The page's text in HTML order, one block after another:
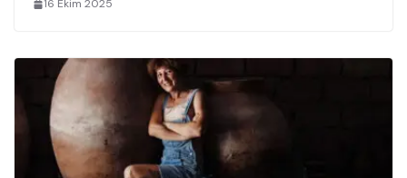
16 Ekim 2025